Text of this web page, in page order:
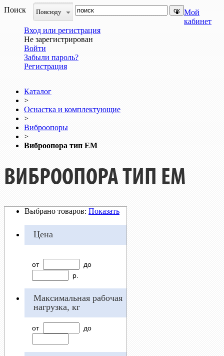
Поиск
Повсюду
Мой
кабинет
Вход или регистрация
Не зарегистрирован
Войти
Забыли пароль?
Регистрация
Каталог
>
Оснастка и комплектующие
>
Виброопоры
>
Виброопора тип EM
ВИБРООПОРА ТИП EM
Выбрано товаров: Показать
Цена
от
до
р.
Максимальная рабочая
нагрузка, кг
от до